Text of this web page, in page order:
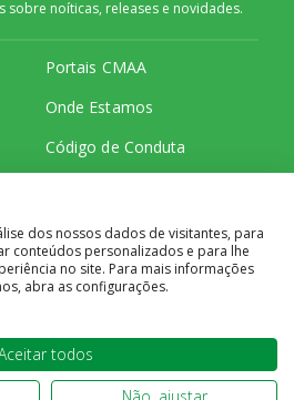
Portais CMAA
Onde Estamos
Código de Conduta
Política de Cookies
Segurança da informação e
privacidade de dados
sobre noíticas, releases e novidades.
dos nossos dados de visitantes, para
conteúdos personalizados e para lhe
no site. Para mais informações
abra as configurações.
todos